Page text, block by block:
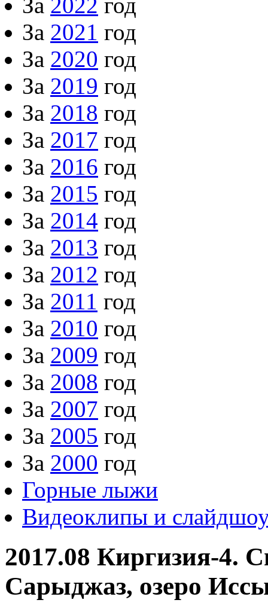
За 2021 год
За 2020 год
За 2019 год
За 2018 год
За 2017 год
За 2016 год
За 2015 год
За 2014 год
За 2013 год
За 2012 год
За 2011 год
За 2010 год
За 2009 год
За 2008 год
За 2007 год
За 2005 год
За 2000 год
Горные лыжи
Видеоклипы и
2017.08 Киргизия-4.
Сарыджаз, озеро